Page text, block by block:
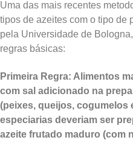
Uma das mais recentes
tipos de azeites com o tipo de
pela Universidade de
regras básicas:
Primeira Regra: Alimentos
com sal adicionado na
(peixes, queijos, cogumelos
especiarias deveriam ser
azeite frutado maduro (com